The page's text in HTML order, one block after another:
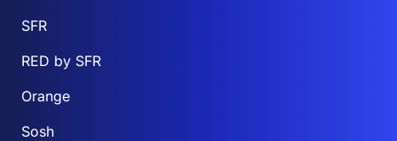
SFR
RED by SFR
Orange
Sosh